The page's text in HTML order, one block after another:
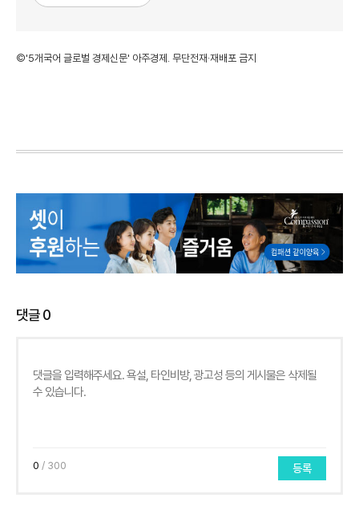
©'5개국어 글로벌 경제신문' 아주경제. 무단전재·재배포 금지
댓글0
0 / 300 등록